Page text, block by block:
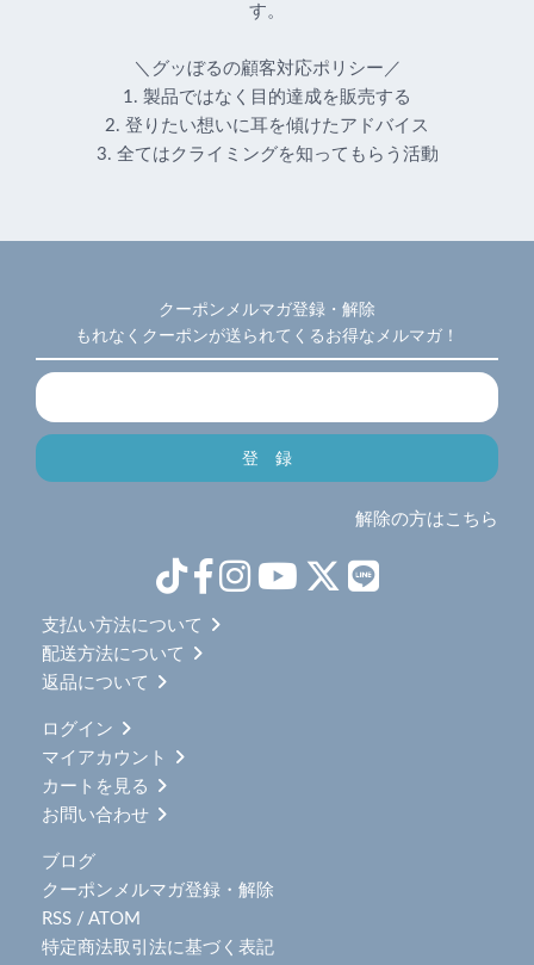
す。
＼グッぼるの顧客対応ポリシー／
1. 製品ではなく目的達成を販売する
2. 登りたい想いに耳を傾けたアドバイス
3. 全てはクライミングを知ってもらう活動
クーポンメルマガ登録・解除
もれなくクーポンが送られてくるお得なメルマガ！
解除の方はこちら
支払い方法について
配送方法について
返品について
ログイン
マイアカウント
カートを見る
お問い合わせ
ブログ
クーポンメルマガ登録・解除
RSS / ATOM
特定商法取引法に基づく表記